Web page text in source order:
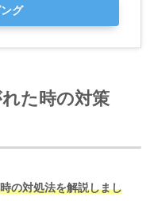
グ
た時の対策
の対処法を解説しまし